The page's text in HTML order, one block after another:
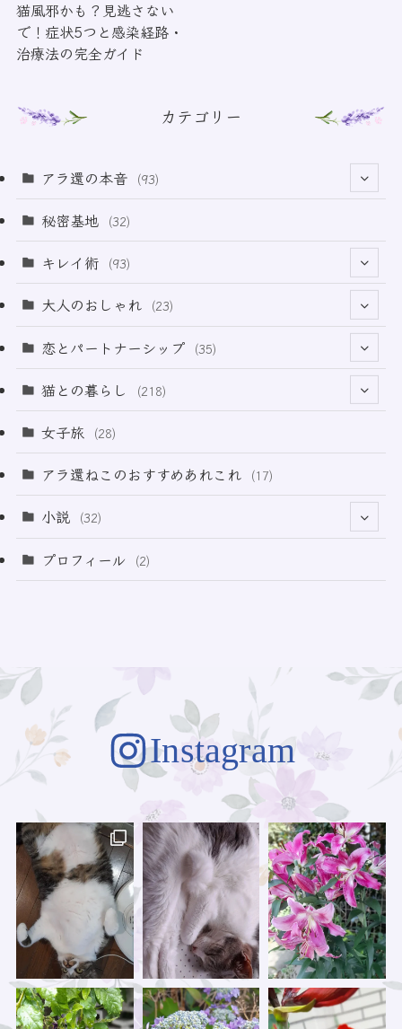
猫風邪かも？見逃さない
で！症状5つと感染経路・
治療法の完全ガイド
カテゴリー
アラ還の本音 (93)
(69)
秘密基地 (32)
キレイ術 (93)
(32)
(49)
大人のおしゃれ (23)
(21)
(2)
恋とパートナーシップ (35)
(32)
(3)
猫との暮らし (218)
(21)
(73)
女子旅 (28)
アラ還ねこのおすすめあれこれ (17)
小説 (32)
プロフィール (2)
Instagram